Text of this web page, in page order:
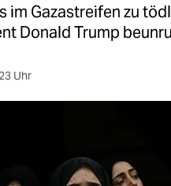
im Gazastreifen zu
Donald Trump
Uhr